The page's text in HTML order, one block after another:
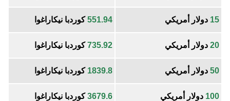
15 دولار أمريكي 551.94كوردبا نيكاراغوا
20 دولار أمريكي 735.92كوردبا نيكاراغوا
50 دولار أمريكي 1839.8 كوردبا نيكاراغوا
100 دولار أمريكي 3679.6كوردبا نيكاراغوا